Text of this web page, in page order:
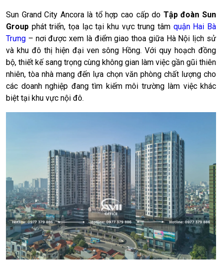
Sun Grand City Ancora là tổ hợp cao cấp do Tập đoàn Sun
Group phát triển, tọa lạc tại khu vực trung tâm quận Hai Bà
Trưng – nơi được xem là điểm giao thoa giữa Hà Nội lịch sử
và khu đô thị hiện đại ven sông Hồng. Với quy hoạch đồng
bộ, thiết kế sang trọng cùng không gian làm việc gần gũi thiên
nhiên, tòa nhà mang đến lựa chọn văn phòng chất lượng cho
các doanh nghiệp đang tìm kiếm môi trường làm việc khác
biệt tại khu vực nội đô.